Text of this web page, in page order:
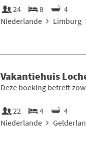
24 8
4
Niederlande
Limburg
Vakantiehuis
Deze boeking betreft
22 4
4
Niederlande